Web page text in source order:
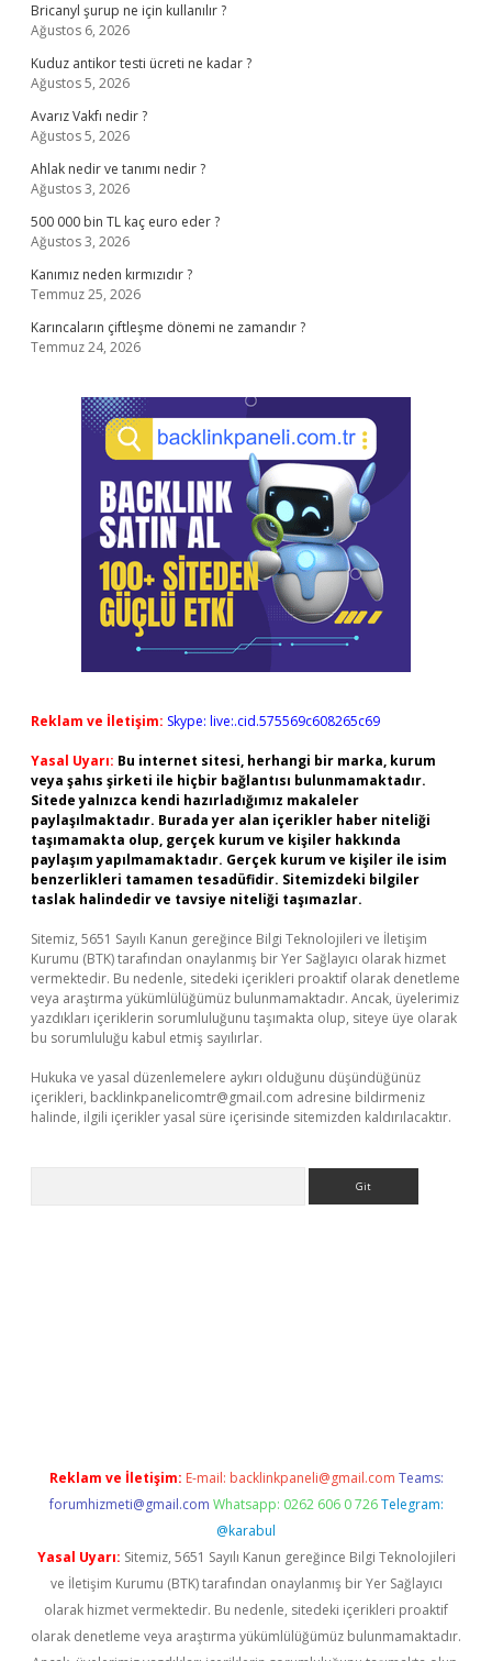
Bricanyl şurup ne için kullanılır ?
Ağustos 6, 2026
Kuduz antikor testi ücreti ne kadar ?
Ağustos 5, 2026
Avarız Vakfı nedir ?
Ağustos 5, 2026
Ahlak nedir ve tanımı nedir ?
Ağustos 3, 2026
500 000 bin TL kaç euro eder ?
Ağustos 3, 2026
Kanımız neden kırmızıdır ?
Temmuz 25, 2026
Karıncaların çiftleşme dönemi ne zamandır ?
Temmuz 24, 2026
Reklam ve İletişim: Skype: live:.cid.575569c608265c69
Yasal Uyarı: Bu internet sitesi, herhangi bir marka, kurum
veya şahıs şirketi ile hiçbir bağlantısı bulunmamaktadır.
Sitede yalnızca kendi hazırladığımız makaleler
paylaşılmaktadır. Burada yer alan içerikler haber niteliği
taşımamakta olup, gerçek kurum ve kişiler hakkında
paylaşım yapılmamaktadır. Gerçek kurum ve kişiler ile isim
benzerlikleri tamamen tesadüfidir. Sitemizdeki bilgiler
taslak halindedir ve tavsiye niteliği taşımazlar.
Sitemiz, 5651 Sayılı Kanun gereğince Bilgi Teknolojileri ve İletişim
Kurumu (BTK) tarafından onaylanmış bir Yer Sağlayıcı olarak hizmet
vermektedir. Bu nedenle, sitedeki içerikleri proaktif olarak denetleme
veya araştırma yükümlülüğümüz bulunmamaktadır. Ancak, üyelerimiz
yazdıkları içeriklerin sorumluluğunu taşımakta olup, siteye üye olarak
bu sorumluluğu kabul etmiş sayılırlar.
Hukuka ve yasal düzenlemelere aykırı olduğunu düşündüğünüz
içerikleri, backlinkpanelicomtr@gmail.com adresine bildirmeniz
halinde, ilgili içerikler yasal süre içerisinde sitemizden kaldırılacaktır.
Reklam ve İletişim: E-mail: backlinkpaneli@gmail.com Teams:
forumhizmeti@gmail.com Whatsapp: 0262 606 0 726 Telegram:
@karabul
Yasal Uyarı: Sitemiz, 5651 Sayılı Kanun gereğince Bilgi Teknolojileri
ve İletişim Kurumu (BTK) tarafından onaylanmış bir Yer Sağlayıcı
olarak hizmet vermektedir. Bu nedenle, sitedeki içerikleri proaktif
olarak denetleme veya araştırma yükümlülüğümüz bulunmamaktadır.